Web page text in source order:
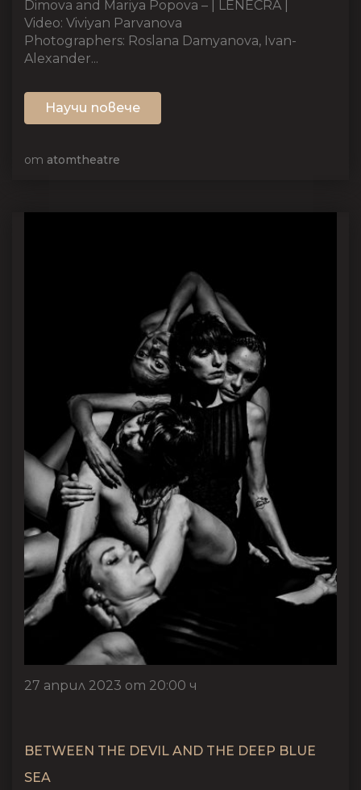
Dimova and Mariya Popova – | LENÉCRA |
Video: Viviyan Parvanova
Photographers: Roslana Damyanova, Ivan-
Alexander...
Научи повече
от atomtheatre
27 април 2023 от 20:00 ч
BETWEEN THE DEVIL AND THE DEEP BLUE
SEA